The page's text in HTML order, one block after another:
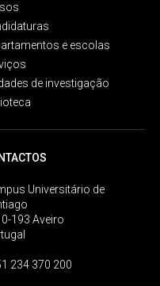
e escolas
de investigação
Universitário de
193 Aveiro
234 370 200